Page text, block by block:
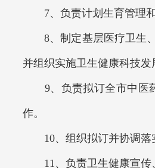
7、负责计划生育管理和
8、制定基层医疗卫生、
并组织实施卫生健康科技发
9、负责拟订全市中医药
作。
10、组织拟订并协调落实
11、负责卫生健康宣传、